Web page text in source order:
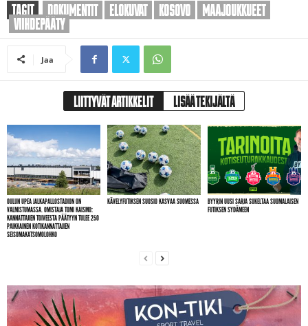
TAGIT DOKUMENTIT ELOKUVAT KOSOVO
MAAJOUKKUEET
VIIHDEPÄÄTY
Jaa
LIITTYVÄT ARTIKKELIT LISÄÄ TEKIJÄLTÄ
OULUN UPEA JALKAPALLOSTADION ON
VALMISTUMASSA. OMISTAJA TOMI KAISMO:
KANNATTAJIEN TOIVEESTA PÄÄTYYN TULEE 250
PAIKKAINEN KOTIKANNATTAJIEN
SEISOMAKATSOMOLOHKO
KÄVELYFUTIKSEN SUOSIO KASVAA SUOMESSA
BYYRIN UUSI SARJA SUKELTAA SUOMALAISEN
FUTIKSEN SYDÄMEEN